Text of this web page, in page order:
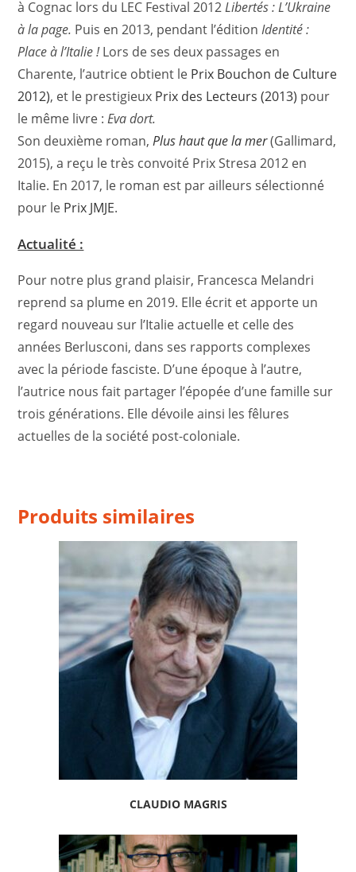
à Cognac lors du LEC Festival 2012Libertés : L’Ukraine
à la page. Puis en 2013, pendant l’éditionIdentité :
Place à l’Italie !Lors de ses deux passages en
Charente, l’autrice obtient le Prix Bouchon de Culture
2012), et le prestigieux Prix des Lecteurs (2013) pour
le même livre :Eva dort.
Son deuxième roman,Plus haut que la mer(Gallimard,
2015), a reçu le très convoité Prix Stresa 2012 en
Italie. En 2017, le roman est par ailleurs sélectionné
pour le Prix JMJE.
Actualité :
Pour notre plus grand plaisir, Francesca Melandri
reprend sa plume en 2019. Elle écrit et apporte un
regard nouveau sur l’Italie actuelle et celle des
années Berlusconi, dans ses rapports complexes
avec la période fasciste. D’une époque à l’autre,
l’autrice nous fait partager l’épopée d’une famille sur
trois générations. Elle dévoile ainsi les fêlures
actuelles de la société post-coloniale.
Produits similaires
CLAUDIO MAGRIS